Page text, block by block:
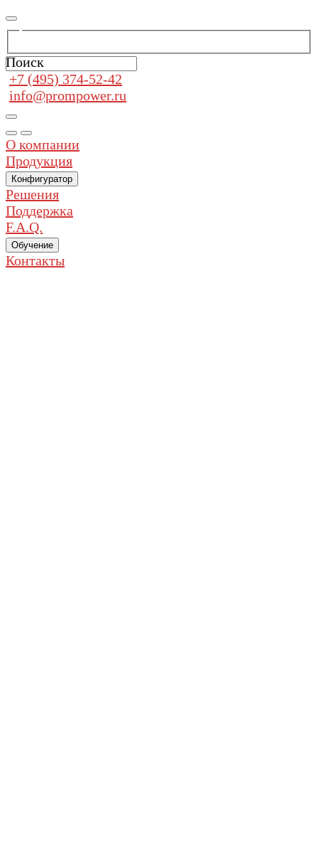
Поиск
+7 (495) 374-52-42
info@prompower.ru
О компании
Продукция
Конфигуратор
Решения
Поддержка
F.A.Q.
Обучение
Контакты